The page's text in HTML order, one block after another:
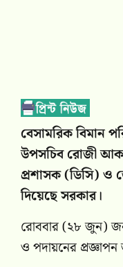
বেসামরিক বিমান
উপসচিব রোজী
প্রশাসক (ডিসি) ও
দিয়েছে সরকার।
রোববার (২৮ জুন)
ও পদায়নের